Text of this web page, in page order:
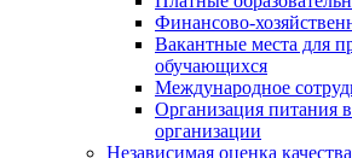
Финансово-
Вакантные места для
обучающихся
Международное
Организация питания
организации
Независимая оценка